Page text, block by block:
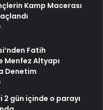
Kamp Macerası
Fatih
Menfez Altyapı
Denetim
gün içinde o parayı